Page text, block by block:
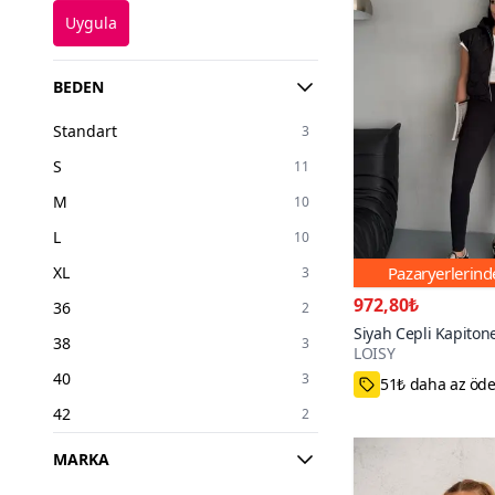
Uygula
BEDEN
Standart 3
S 11
M 10
L 10
XL 3
36 2
38 3
40 3
42 2
44
MARKA
972,80₺
Siyah Cepli
Crop Yelek
LOISY
60+
51₺ daha az öde